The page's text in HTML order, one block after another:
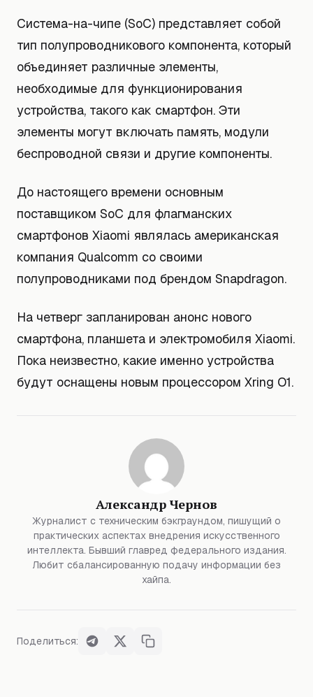
Система-на-чипе (SoC) представляет собой
тип полупроводникового компонента, который
объединяет различные элементы,
необходимые для функционирования
устройства, такого как смартфон. Эти
элементы могут включать память, модули
беспроводной связи и другие компоненты.
До настоящего времени основным
поставщиком SoC для флагманских
смартфонов Xiaomi являлась американская
компания Qualcomm со своими
полупроводниками под брендом Snapdragon.
На четверг запланирован анонс нового
смартфона, планшета и электромобиля Xiaomi.
Пока неизвестно, какие именно устройства
будут оснащены новым процессором Xring O1.
Александр Чернов
Журналист с техническим бэкграундом, пишущий о
практических аспектах внедрения искусственного
интеллекта. Бывший главред федерального издания.
Любит сбалансированную подачу информации без
хайпа.
Поделиться: